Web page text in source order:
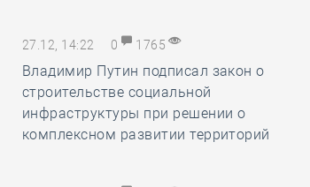
27.12, 14:22 0 1765
Владимир Путин подписал закон о
строительстве социальной
инфраструктуры при решении о
комплексном развитии территорий